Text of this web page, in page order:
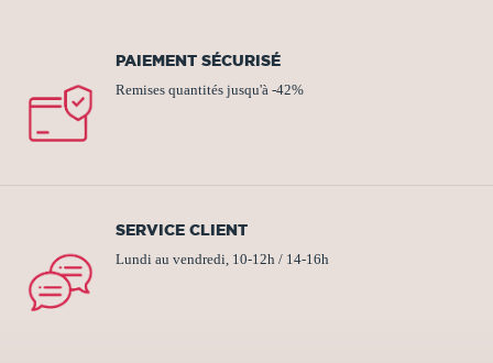
PAIEMENT SÉCURISÉ
Remises quantités jusqu'à -42%
SERVICE CLIENT
Lundi au vendredi, 10-12h / 14-16h